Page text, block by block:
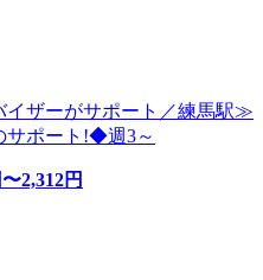
イザーがサポート／練馬駅≫
サポート!◆週3～
〜2,312円